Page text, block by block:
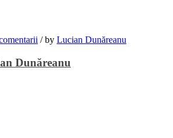
/by Lucian Dunăreanu
Dunăreanu